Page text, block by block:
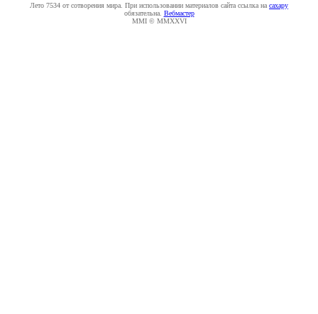
Лето 7534 от сотворения мира. При использовании материалов сайта ссылка на caxapу
обязательна. Вебмастер
MMI © MMXXVI